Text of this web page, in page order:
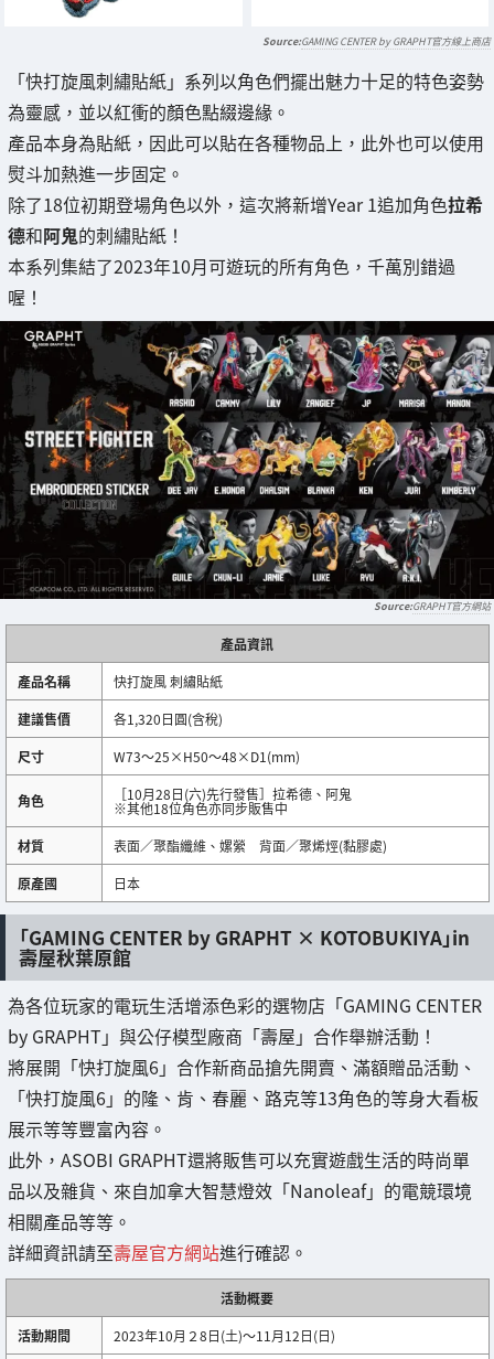
GAMING CENTER by GRAPHT官方線上商店
「快打旋風刺繡貼紙」系列以角色們擺出魅力十足的特色姿勢
為靈感，並以紅衝的顏色點綴邊緣。
產品本身為貼紙，因此可以貼在各種物品上，此外也可以使用
熨斗加熱進一步固定。
除了18位初期登場角色以外，這次將新增Year 1追加角色拉希
德和阿鬼的刺繡貼紙！
本系列集結了2023年10月可遊玩的所有角色，千萬別錯過
喔！
GRAPHT官方網站
產品資訊
產品名稱
快打旋風 刺繡貼紙
建議售價
各1,320日圓(含稅)
尺寸
W73～25×H50～48×D1(mm)
角色 ［10月28日(六)先行發售］拉希德、阿鬼
※其他18位角色亦同步販售中
材質
表面／聚酯纖維、嫘縈 背面／聚烯烴(黏膠處)
原產國
日本
「GAMING CENTER by GRAPHT × KOTOBUKIYA」in
壽屋秋葉原館
為各位玩家的電玩生活增添色彩的選物店「GAMING CENTER
by GRAPHT」與公仔模型廠商「壽屋」合作舉辦活動！
將展開「快打旋風6」合作新商品搶先開賣、滿額贈品活動、
「快打旋風6」的隆、肯、春麗、路克等13角色的等身大看板
展示等等豐富內容。
此外，ASOBI GRAPHT還將販售可以充實遊戲生活的時尚單
品以及雜貨、來自加拿大智慧燈效「Nanoleaf」的電競環境
相關產品等等。
詳細資訊請至壽屋官方網站進行確認。
活動概要
活動期間
2023年10月２8日(土)～11月12日(日)